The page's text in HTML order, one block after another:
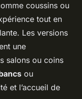
coussins ou
tout en
Les versions
une
salons ou coins
ou
et l’accueil de